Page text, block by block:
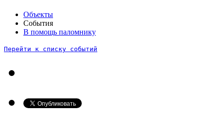
Объекты
События
В помощь паломнику
Перейти к списку событий